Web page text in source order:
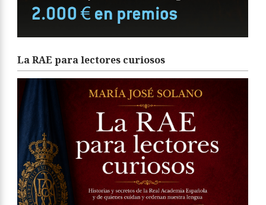
La RAE para lectores curiosos